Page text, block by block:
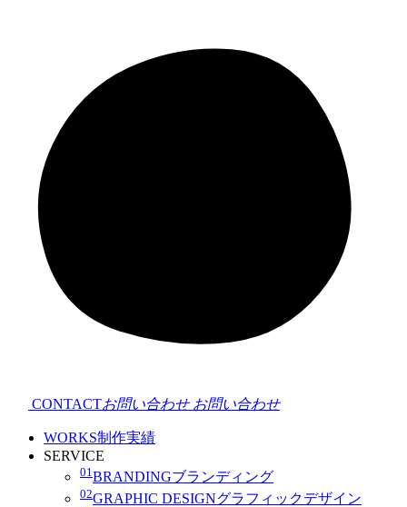
CONTACTお問い合わせ お問い合わせ
WORKS制作実績
SERVICE
01 BRANDINGブランディング
02GRAPHIC DESIGNグラフィックデザイン